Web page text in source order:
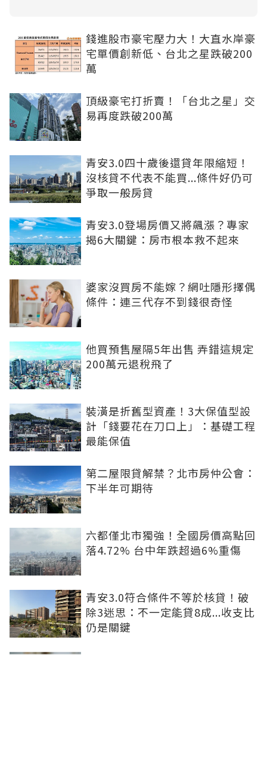
錢進股市豪宅壓力大！大直水岸豪
宅單價創新低、台北之星跌破200
萬
頂級豪宅打折賣！「台北之星」交
易再度跌破200萬
青安3.0四十歲後還貸年限縮短！
沒核貸不代表不能買...條件好仍可
爭取一般房貸
青安3.0登場房價又將飆漲？專家
揭6大關鍵：房市根本救不起來
婆家沒買房不能嫁？網吐隱形擇偶
條件：連三代存不到錢很奇怪
他買預售屋隔5年出售 弄錯這規定
200萬元退稅飛了
裝潢是折舊型資產！3大保值型設
計「錢要花在刀口上」：基礎工程
最能保值
第二屋限貸解禁？北市房仲公會：
下半年可期待
六都僅北市獨強！全國房價高點回
落4.72% 台中年跌超過6%重傷
青安3.0符合條件不等於核貸！破
除3迷思：不一定能貸8成...收支比
仍是關鍵